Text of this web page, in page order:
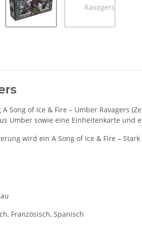
Song of Ice & Fire – Umber Ravagers
Umber sowie eine Einheitenkarte und
wird ein A Song of Ice & Fire –
Französisch, Spanisch